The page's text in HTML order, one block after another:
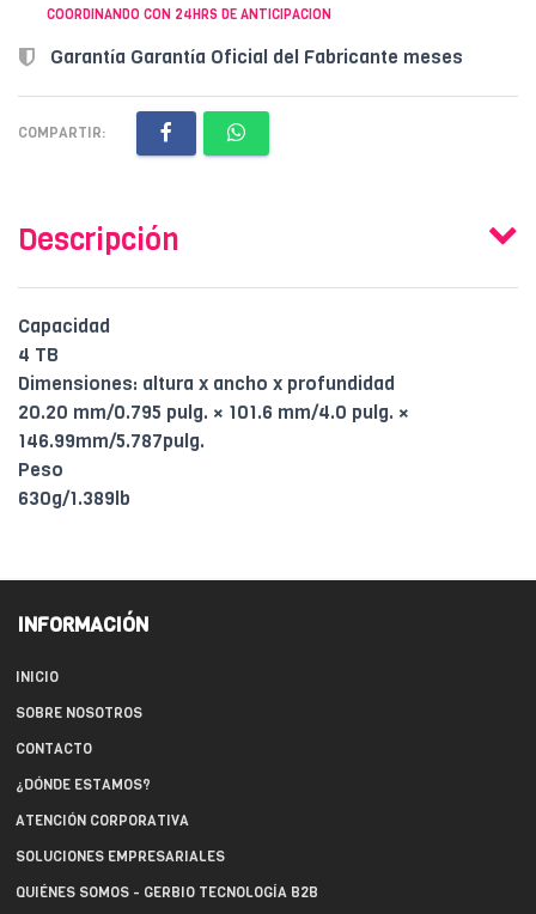
COORDINANDO CON 24HRS DE ANTICIPACION
Garantía Garantía Oficial del Fabricante meses
COMPARTIR:
Descripción
Capacidad
4 TB
Dimensiones: altura x ancho x profundidad
20.20 mm/0.795 pulg. × 101.6 mm/4.0 pulg. ×
146.99mm/5.787pulg.
Peso
630g/1.389lb
INFORMACIÓN
INICIO
SOBRE NOSOTROS
CONTACTO
¿DÓNDE ESTAMOS?
ATENCIÓN CORPORATIVA
SOLUCIONES EMPRESARIALES
QUIÉNES SOMOS - GERBIO TECNOLOGÍA B2B